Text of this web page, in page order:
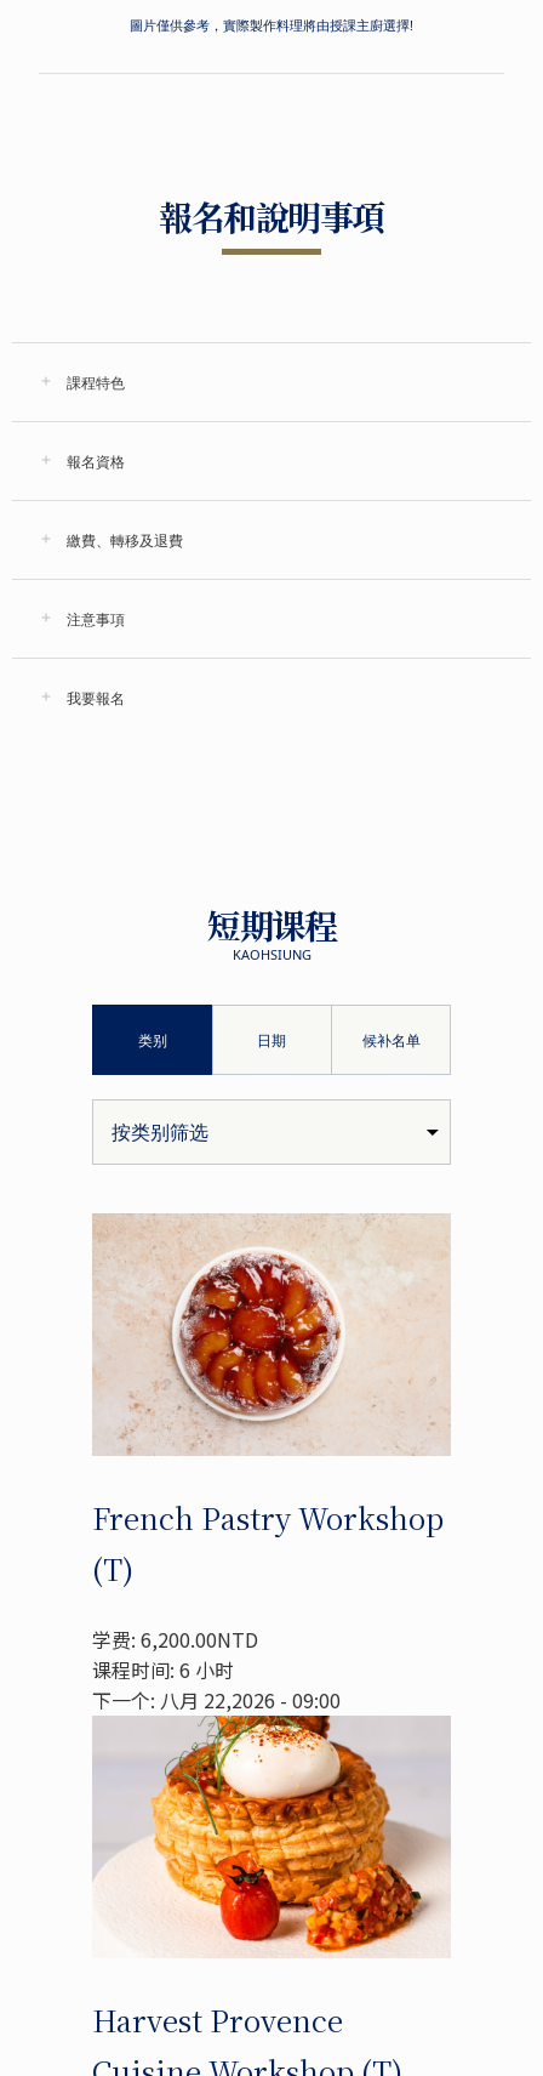
圖片僅供參考，實際製作料理將由授課主廚選擇!
報名和說明事項
課程特色
報名資格
繳費、轉移及退費
注意事項
我要報名
短期课程
KAOHSIUNG
类别 日期 候补名单
French Pastry Workshop
(T)
学费: 6,200.00NTD
课程时间: 6 小时
下一个: 八月 22,2026 - 09:00
Harvest Provence